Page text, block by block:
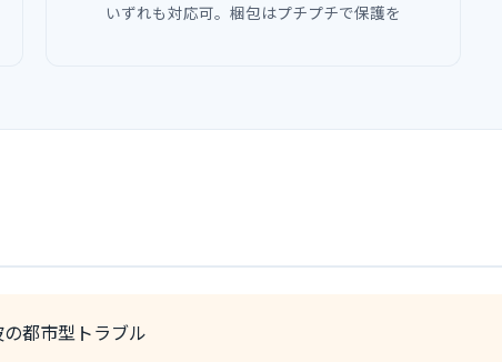
いずれも対応可。梱包はプチプチで保護を
都市型トラブル